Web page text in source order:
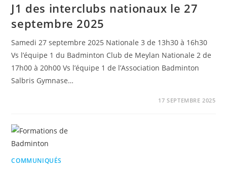
J1 des interclubs nationaux le 27
septembre 2025
Samedi 27 septembre 2025 Nationale 3 de 13h30 à 16h30
Vs l’équipe 1 du Badminton Club de Meylan Nationale 2 de
17h00 à 20h00 Vs l’équipe 1 de l’Association Badminton
Salbris Gymnase…
17 SEPTEMBRE 2025
COMMUNIQUÉS